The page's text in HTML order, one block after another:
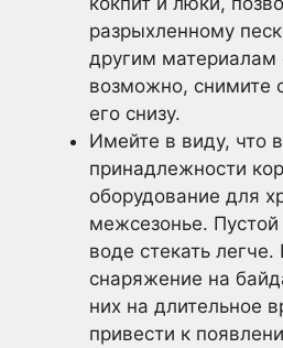
разрыхленному
другим материалам
возможно, снимите
его снизу.
Имейте в виду, что
принадлежности
оборудование для
межсезонье. Пустой
воде стекать легче.
снаряжение на
них на длительное
привести к